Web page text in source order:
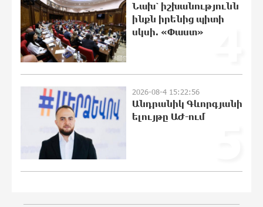
Հրդեհի ահազանգ Սայաթ-Նովա
պողոտայում. շենքից տարհանվել է 5
բնակիչ
ցուցահանդեսը երկարաձգվել է մինչև
օգոստոսի 30-ը
20:14:36 8-08-2026
Որոնվում է նախաձեռնված քրեական
4
Նախ՝ իշխանությունն
ինքն իրենից պիտի
սկսի. «Փաստ»
2026-08-4 15:22:56
Անդրանիկ Գևորգյանի
ելույթը ԱԺ-ում